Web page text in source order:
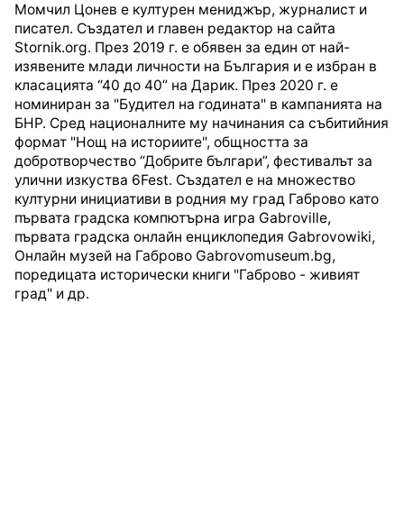
Момчил Цонев е културен мениджър, журналист и
писател. Създател и главен редактор на сайта
Stornik.org. През 2019 г. е обявен за един от най-
изявените млади личности на България и е избран в
класацията “40 до 40” на Дарик. През 2020 г. е
номиниран за "Будител на годината" в кампанията на
БНР. Сред националните му начинания са събитийния
формат "Нощ на историите", общността за
добротворчество “Добрите българи”, фестивалът за
улични изкуства 6Fest. Създател е на множество
културни инициативи в родния му град Габрово като
първата градска компютърна игра Gabroville,
първата градска онлайн енциклопедия Gabrovowiki,
Онлайн музей на Габрово Gabrovomuseum.bg,
поредицата исторически книги "Габрово - живият
град" и др.